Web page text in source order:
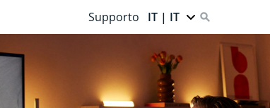
Supporto IT | IT